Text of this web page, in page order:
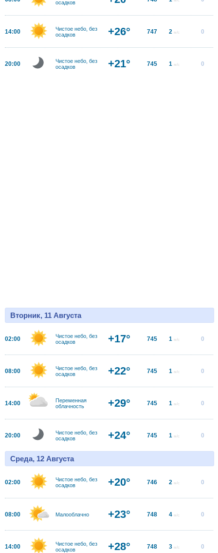
осадков
14:00
Чистое небо, без
осадков
+26° 747 2 м/с 0
20:00
Чистое небо, без
осадков
+21° 745 1 м/с 0
Вторник, 11 Августа
02:00
Чистое небо, без
осадков
+17° 745 1 м/с 0
08:00
Чистое небо, без
осадков
+22° 745 1 м/с 0
14:00
Переменная
облачность
+29° 745 1 м/с 0
20:00
Чистое небо, без
осадков
+24° 745 1 м/с 0
Среда, 12 Августа
02:00
Чистое небо, без
осадков
+20° 746 2 м/с 0
08:00 Малооблачно +23° 748 4 м/с 0
14:00
Чистое небо, без
осадков
+28° 748 3 м/с 0